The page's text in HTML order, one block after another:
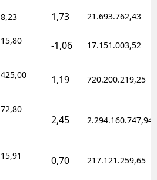
8,23 1,73 21.693.762,43
15,80 -1,06 17.151.003,52
425,00 1,19 720.200.219,25
72,80
2,45 2.294.160.747,94
15,91 0,70 217.121.259,65